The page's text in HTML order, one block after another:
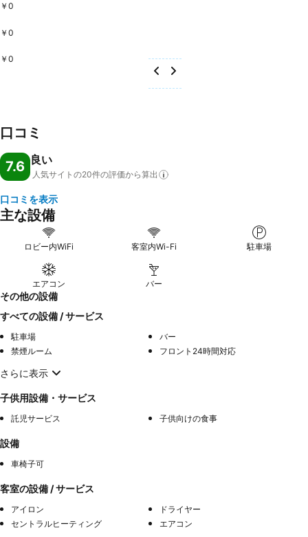
￥0
￥0
￥0
口コミ
7.6 良い
人気サイトの20件の評価から算出
口コミを表示
主な設備
ロビー内WiFi 客室内Wi-Fi 駐車場
エアコン バー
その他の設備
すべての設備 / サービス
駐車場
バー
禁煙ルーム
フロント24時間対応
さらに表示
子供用設備・サービス
託児サービス 子供向けの食事
設備
車椅子可
客室の設備 / サービス
アイロン
ドライヤー
セントラルヒーティング
エアコン